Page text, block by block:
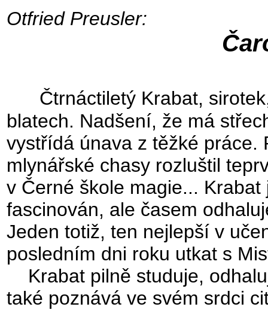
Otfried Preusler:
Čtrnáctiletý Krabat,
blatech. Nadšení, že má
vystřídá únava z těžké práce.
mlynářské chasy rozluštil
v Černé škole magie...
fascinován, ale časem
Jeden totiž, ten nejlepší v
posledním dni roku utkat s
Krabat pilně studuje,
také poznává ve svém srdci